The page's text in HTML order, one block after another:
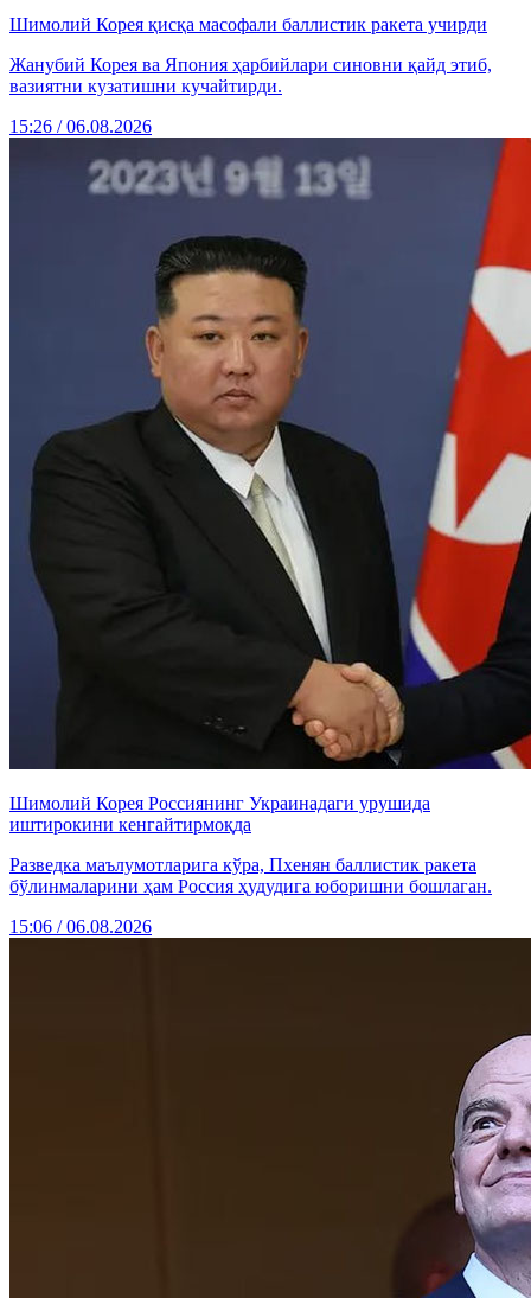
Шимолий Корея қисқа масофали баллистик ракета учирди
Жанубий Корея ва Япония ҳарбийлари синовни қайд этиб,
вазиятни кузатишни кучайтирди.
15:26 / 06.08.2026
Шимолий Корея Россиянинг Украинадаги урушида
иштирокини кенгайтирмоқда
Разведка маълумотларига кўра, Пхенян баллистик ракета
бўлинмаларини ҳам Россия ҳудудига юборишни бошлаган.
15:06 / 06.08.2026